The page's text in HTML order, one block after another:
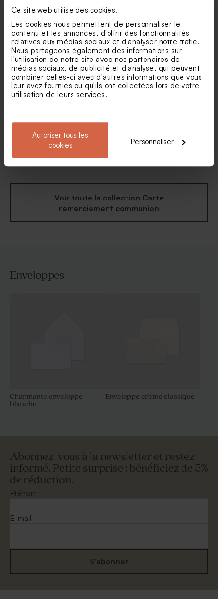
Ce site web utilise des cookies.
Les cookies nous permettent de personnaliser le
contenu et les annonces, d'offrir des fonctionnalités
relatives aux médias sociaux et d'analyser notre trafic.
Nous partageons également des informations sur
l'utilisation de notre site avec nos partenaires de
médias sociaux, de publicité et d'analyse, qui peuvent
combiner celles-ci avec d'autres informations que vous
leur avez fournies ou qu'ils ont collectées lors de votre
utilisation de leurs services.
Autoriser tous les
cookies
Personnaliser
Bombes à graines
communion ton ocre (± 25
ex)
Contenant à dragées
communion cloche dorée
communion couronne
florale dorée
communion eucalyptus et
dorure
Carte de remerciement
fleurs dorées
Carte remerciement
chaleureuses
Voir toute la collection Carte
remerciement communion
Enveloppes
Charmante enveloppe
blanche
Enveloppe crème classique
Abonnez-vous à la newsletter et restez
informé. Petite surprise : bénéficiez de 5%
de réduction.
Prénom
E-mail
S'abonner